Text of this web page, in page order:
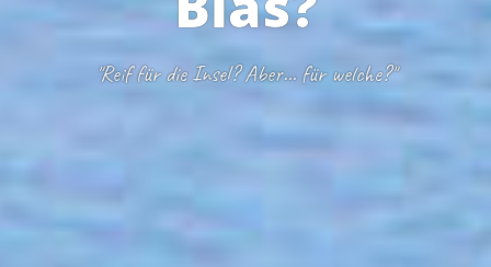
"Reif für die Insel? Aber... für welche?"